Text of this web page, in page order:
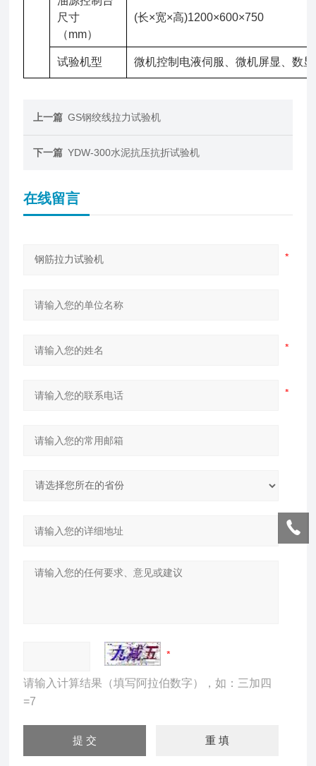
尺寸
（mm）
(长×宽×高)1200×600×750
试验机型 微机控制电液伺服、微机屏显、数显
上一篇 GS钢绞线拉力试验机
下一篇 YDW-300水泥抗压抗折试验机
在线留言
请输入计算结果（填写阿拉伯数字），如：三加四
=7